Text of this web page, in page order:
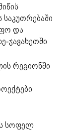
საკუთრებაში
და
ჯავახეთში
რეგიონში
სოფელ